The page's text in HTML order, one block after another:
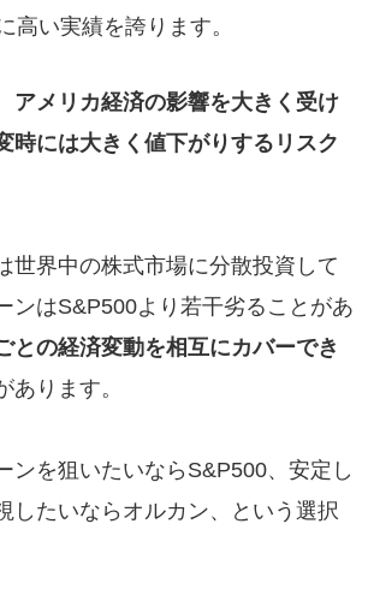
高い実績を誇ります。
アメリカ経済の影響を大きく受け
時には大きく値下がりするリスク
世界中の株式市場に分散投資して
ンはS&P500より若干劣ることがあ
との経済変動を相互にカバーでき
あります。
ンを狙いたいならS&P500、安定し
したいならオルカン、という選択